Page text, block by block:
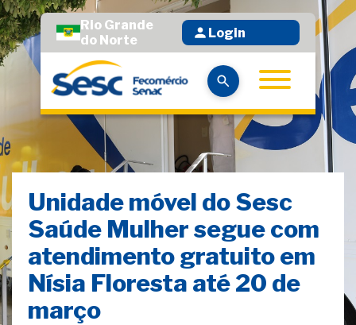
Rio Grande
do Norte
Login
Unidade móvel do Sesc
Saúde Mulher segue com
atendimento gratuito em
Nísia Floresta até 20 de
março